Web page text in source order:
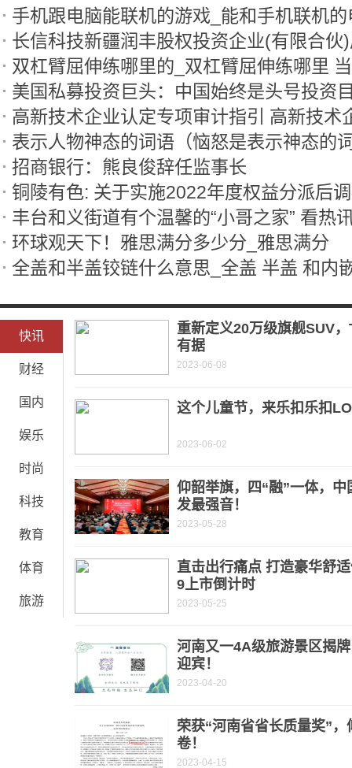
手机跟电脑能联机的游戏_能和手机联机
双杠臂屈伸练哪里的_双杠臂屈伸练哪里
美国私募投资巨头：中国始终是头号投资
表示人物神态的词语（恼怒是表示神态的
招商银行：熊良俊辞任监事长
丰台和义街道有个温馨的“小哥之家” 看热
环球观天下！雅思满分多少分_雅思满分
快讯
财经
国内
娱乐
时尚
科技
教育
体育
旅游
重新定义20万级旗舰SUV
有据
2023-06-08
这个儿童节，来乐扣乐扣
2023-06-02
仰韶举旗，四“融”一体，
发最强音！
2023-05-28
直击出行痛点 打造豪华舒
9上市倒计时
2023-05-25
河南又一4A级旅游景区揭
迎宾！
2023-04-20
荣获“河南省省长质量奖”，
卷！
2023-04-15